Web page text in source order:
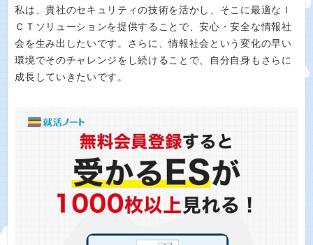
私は、貴社のセキュリティの技術を活かし、そこに最適なＩ
ＣＴソリューションを提供することで、安心・安全な情報社
会を生み出したいです。さらに、情報社会という変化の早い
環境でそのチャレンジをし続けることで、自分自身もさらに
成長していきたいです。